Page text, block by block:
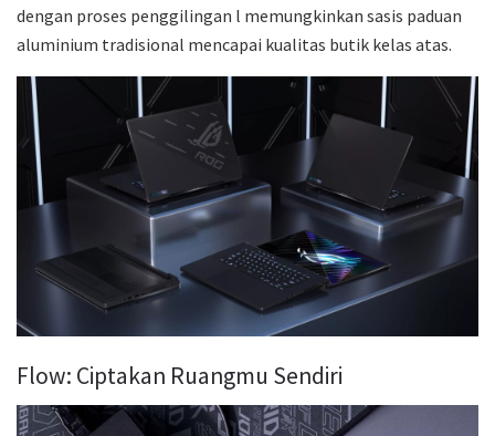
dengan proses penggilingan l memungkinkan sasis paduan
aluminium tradisional mencapai kualitas butik kelas atas.
Flow: Ciptakan Ruangmu Sendiri